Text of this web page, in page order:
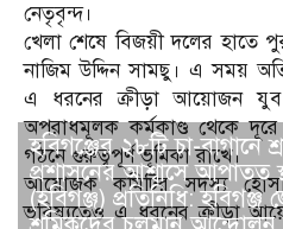
নেতৃবৃন্দ।
খেলা শেষে বিজয়ী দলের হাতে
নাজিম উদ্দিন সামছু। এ সময়
এ ধরনের ক্রীড়া আয়োজন যুব
অপরাধমূলক কর্মকাণ্ড থেকে
গঠনে গুরুত্বপূর্ণ ভূমিকা রাখে।
আয়োজক কমিটির সদস্য
ভবিষ্যতেও এ ধরনের ক্রীড়া
হবিগঞ্জের ২৮টি চা-
প্রশাসনের আশ্বাসে আপাতত
(হবিগঞ্জ) প্রতিনিধি: